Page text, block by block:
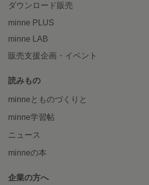
ダウンロード販売
minne PLUS
minne LAB
販売支援企画・イベント
読みもの
minneとものづくりと
minne学習帖
ニュース
minneの本
企業の方へ